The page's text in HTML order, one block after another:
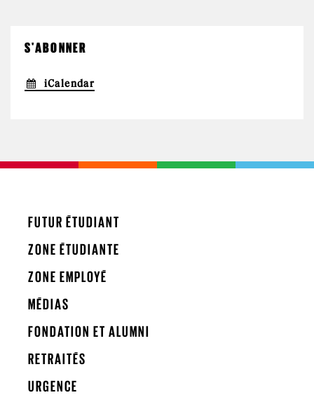
S'ABONNER
iCalendar
FUTUR ÉTUDIANT
ZONE ÉTUDIANTE
ZONE EMPLOYÉ
MÉDIAS
FONDATION ET ALUMNI
RETRAITÉS
URGENCE